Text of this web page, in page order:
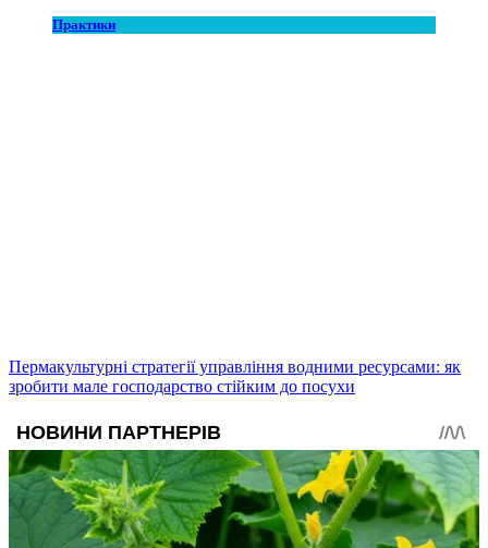
Практики
Пермакультурні стратегії управління водними ресурсами: як
зробити мале господарство стійким до посухи